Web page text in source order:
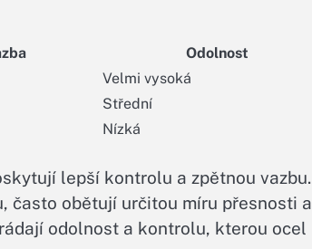
Odolnost
Velmi vysoká
Střední
Nízká
lepší kontrolu a zpětnou vazbu.
často obětují určitou míru přesnosti a
odolnost a kontrolu, kterou ocel